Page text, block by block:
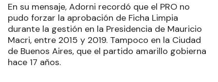
En su mensaje, Adorni recordó que el PRO no
pudo forzar la aprobación de Ficha Limpia
durante la gestión en la Presidencia de Mauricio
Macri, entre 2015 y 2019. Tampoco en la Ciudad
de Buenos Aires, que el partido amarillo gobierna
hace 17 años.